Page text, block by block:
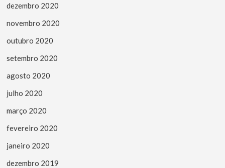
dezembro 2020
novembro 2020
outubro 2020
setembro 2020
agosto 2020
julho 2020
março 2020
fevereiro 2020
janeiro 2020
dezembro 2019